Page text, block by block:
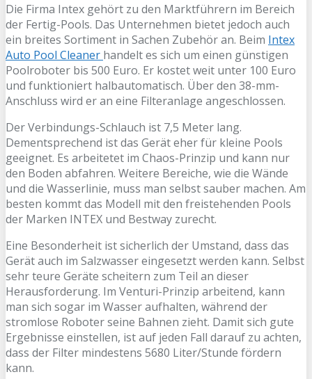
Die Firma Intex gehört zu den Marktführern im Bereich
der Fertig-Pools. Das Unternehmen bietet jedoch auch
ein breites Sortiment in Sachen Zubehör an. Beim Intex
Auto Pool Cleaner handelt es sich um einen günstigen
Poolroboter bis 500 Euro. Er kostet weit unter 100 Euro
und funktioniert halbautomatisch. Über den 38-mm-
Anschluss wird er an eine Filteranlage angeschlossen.
Der Verbindungs-Schlauch ist 7,5 Meter lang.
Dementsprechend ist das Gerät eher für kleine Pools
geeignet. Es arbeitetet im Chaos-Prinzip und kann nur
den Boden abfahren. Weitere Bereiche, wie die Wände
und die Wasserlinie, muss man selbst sauber machen. Am
besten kommt das Modell mit den freistehenden Pools
der Marken INTEX und Bestway zurecht.
Eine Besonderheit ist sicherlich der Umstand, dass das
Gerät auch im Salzwasser eingesetzt werden kann. Selbst
sehr teure Geräte scheitern zum Teil an dieser
Herausforderung. Im Venturi-Prinzip arbeitend, kann
man sich sogar im Wasser aufhalten, während der
stromlose Roboter seine Bahnen zieht. Damit sich gute
Ergebnisse einstellen, ist auf jeden Fall darauf zu achten,
dass der Filter mindestens 5680 Liter/Stunde fördern
kann.